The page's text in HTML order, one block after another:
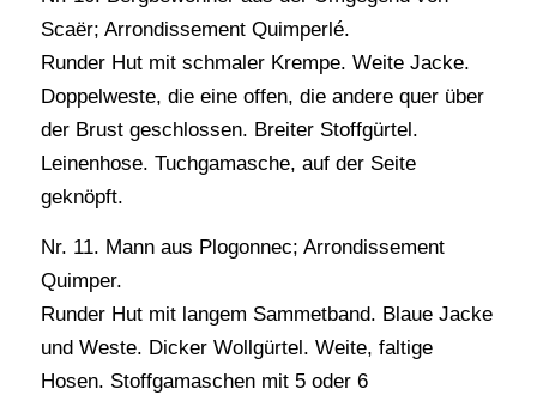
Scaër; Arrondissement Quimperlé.
Runder Hut mit schmaler Krempe. Weite Jacke.
Doppelweste, die eine offen, die andere quer über
der Brust geschlossen. Breiter Stoffgürtel.
Leinenhose. Tuchgamasche, auf der Seite
geknöpft.
Nr. 11. Mann aus Plogonnec; Arrondissement
Quimper.
Runder Hut mit langem Sammetband. Blaue Jacke
und Weste. Dicker Wollgürtel. Weite, faltige
Hosen. Stoffgamaschen mit 5 oder 6